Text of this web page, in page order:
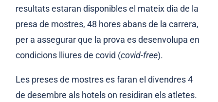
resultats estaran disponibles el mateix dia de la
presa de mostres, 48 hores abans de la carrera,
per a assegurar que la prova es desenvolupa en
condicions lliures de covid (covid-free).
Les preses de mostres es faran el divendres 4
de desembre als hotels on residiran els atletes.